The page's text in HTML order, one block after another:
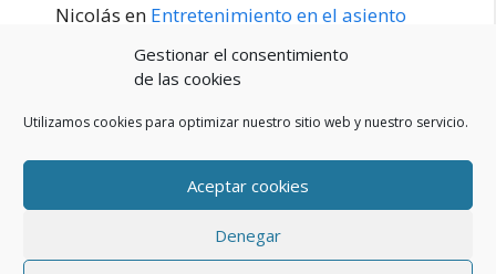
Gestionar el consentimiento
de las cookies
Utilizamos cookies para optimizar nuestro sitio web y nuestro servicio.
Aceptar cookies
Denegar
Nicolás en Entretenimiento en el asiento
principios de 2020
POLÍTICA DE PRIVACIDAD
Política de cookies (UE)